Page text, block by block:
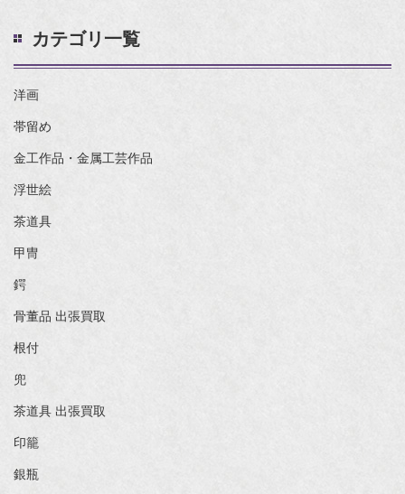
カテゴリ一覧
洋画
帯留め
金工作品・金属工芸作品
浮世絵
茶道具
甲冑
鍔
骨董品 出張買取
根付
兜
茶道具 出張買取
印籠
銀瓶